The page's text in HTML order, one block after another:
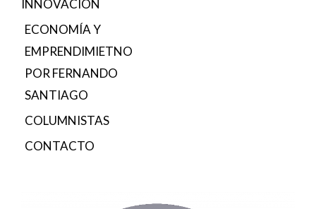
INNOVACIÓN
ECONOMÍA Y
EMPRENDIMIETNO
POR FERNANDO
SANTIAGO
COLUMNISTAS
CONTACTO